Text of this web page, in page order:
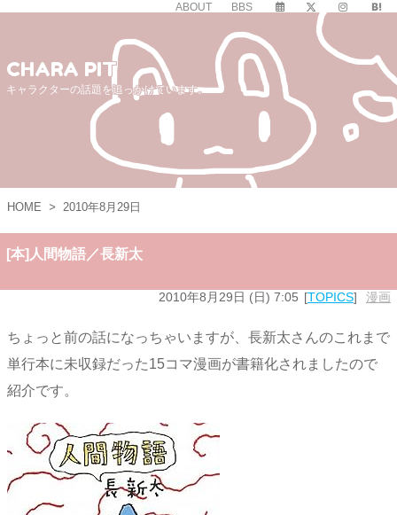
ABOUT BBS
CHARA PIT
キャラクターの話題を追っかけています。
HOME > 2010年8月29日
[本]人間物語／長新太
2010年8月29日 (日) 7:05 TOPICS 漫画
ちょっと前の話になっちゃいますが、長新太さんのこれまで
単行本に未収録だった15コマ漫画が書籍化されましたので
紹介です。